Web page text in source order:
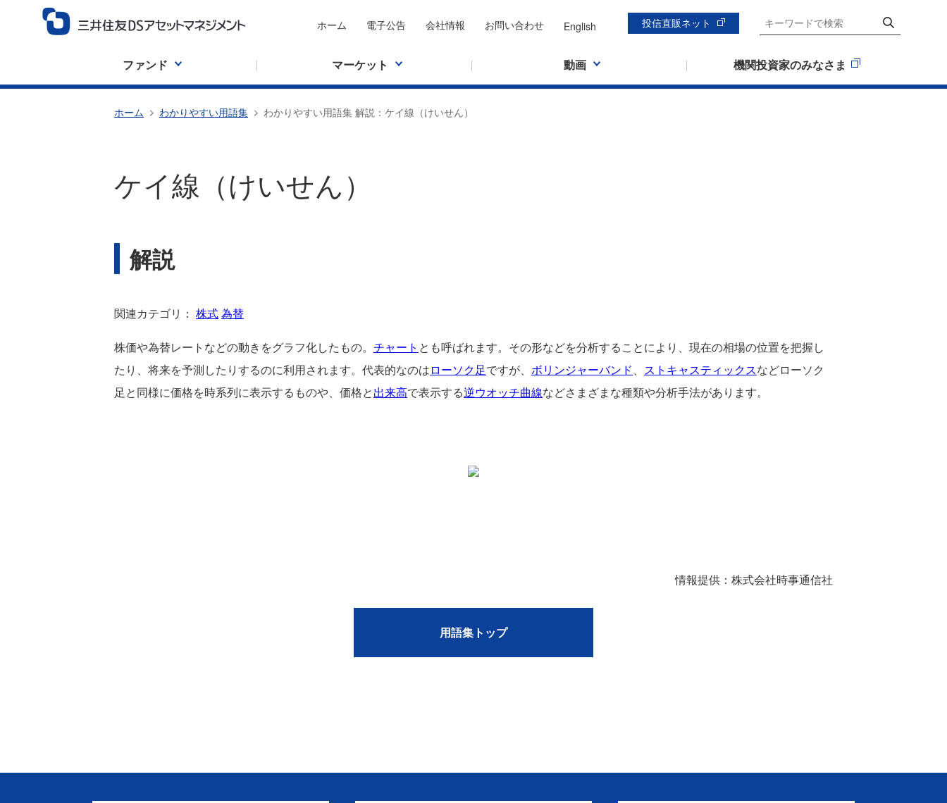
ホーム 電子公告 会社情報 お問い合わせ English 投信直販ネット
ファンド マーケット 動画 機関投資家のみなさま
ホーム わかりやすい用語集 わかりやすい用語集 解説：ケイ線（けいせん）
ケイ線（けいせん）
解説
関連カテゴリ： 株式為替
株価や為替レートなどの動きをグラフ化したもの。 チャート とも呼ばれます。その形などを分析することにより、現在の相場の位置を把握し
たり、将来を予測したりするのに利用されます。代表的なのはローソク足ですが、 ボリンジャーバンド、 ストキャスティックスなどローソク
足と同様に価格を時系列に表示するものや、価格と出来高で表示する逆ウオッチ曲線などさまざまな種類や分析手法があります。
情報提供：株式会社時事通信社
用語集トップ